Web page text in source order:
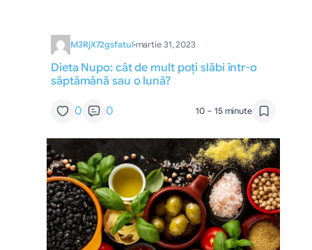
M3RjX72gsfatul·martie 31, 2023
Dieta Nupo: cât de mult poți slăbi într-o
săptămână sau o lună?
0 0 10 – 15 minute